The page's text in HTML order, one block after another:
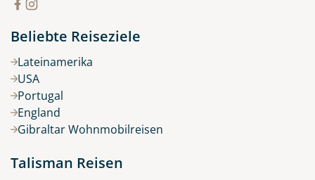
Beliebte Reiseziele
Lateinamerika
USA
Portugal
England
Gibraltar Wohnmobilreisen
Talisman Reisen